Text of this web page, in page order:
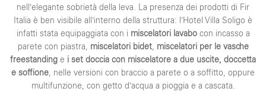
nell’elegante sobrietà della leva. La presenza dei prodotti di Fir
Italia è ben visibile all’interno della struttura: l’Hotel Villa Soligo è
infatti stata equipaggiata con i miscelatori lavabocon incasso a
parete con piastra, miscelatori bidet, miscelatori per le vasche
freestanding e i set doccia con miscelatore a due uscite, doccetta
e soffione, nelle versioni con braccio a parete o a soffitto, oppure
multifunzione, con getto d’acqua a pioggia e a cascata.